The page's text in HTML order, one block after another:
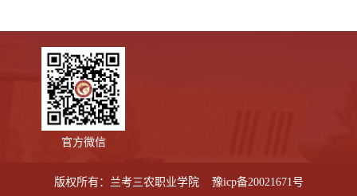
官方微信
版权所有：兰考三农职业学院 豫icp备20021671号